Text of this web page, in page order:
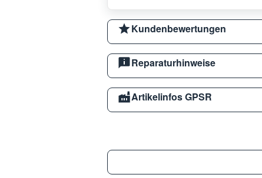
Kundenbewertungen
Reparaturhinweise
Artikelinfos GPSR